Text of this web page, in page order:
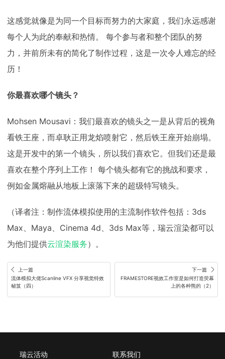
这感觉就像是为同一个目标而努力的大家庭，我们永远感谢
每个人为此的奉献和热情。 每个参与者和整个团队的努
力，并前所未有的简化了制作过程，这是一次令人难忘的经
历！
你最喜欢哪个镜头？
Mohsen Mousavi：我们最喜欢的镜头之一是从背后的视角
看铁王座，而卓耿正用龙焰喷射它，然后铁王座开始崩塌。
这是开发中的第一个镜头，所以我们喜欢它。但我们还是最
喜欢在整个序列上工作！ 每个镜头都有它的挑战和要求，
例如金属熔融从地板上滚落下来的超级特写镜头。
（译者注：制作流体模拟使用的主流制作软件包括：3ds
Max、Maya、Cinema 4d、3ds Max等，瑞云渲染都可以
为他们提供云渲染服务）。
上一篇
流体模拟大佬Scanline VFX 分享视觉特效
秘笈（四）
下一篇
FRAMESTORE视效工作室是如何打造荧幕
上的各种熊的（2）
瑞云活动 联系我们